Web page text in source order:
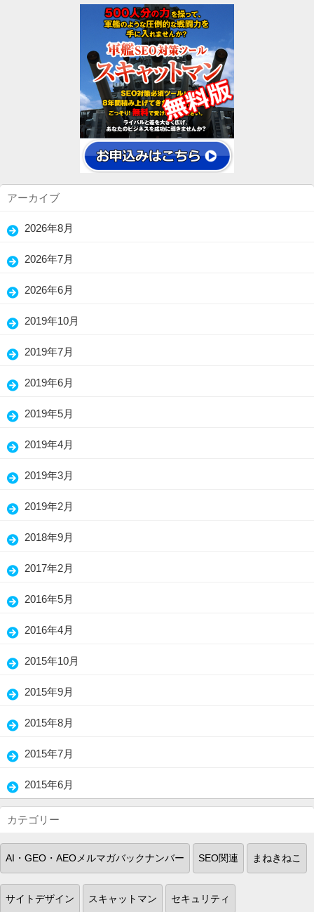
アーカイブ
2026年8月
2026年7月
2026年6月
2019年10月
2019年7月
2019年6月
2019年5月
2019年4月
2019年3月
2019年2月
2018年9月
2017年2月
2016年5月
2016年4月
2015年10月
2015年9月
2015年8月
2015年7月
2015年6月
(18)
カテゴリー
AI・GEO・AEOメルマガバックナンバー SEO関連 まねきねこ
サイトデザイン スキャットマン セキュリティ